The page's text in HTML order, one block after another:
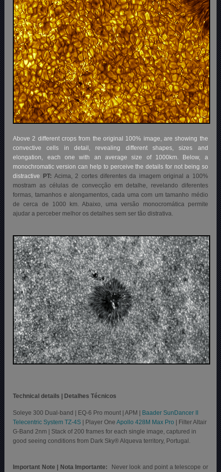
Above 2 different crops from the original 100% image, are showing the
convective cells in detail, revealing different shapes, sizes and
elongation, each one with an average size of 1000km. Below, a
monochromatic version can help to perceive the details for not being so
distractive
PT: Acima, 2 cortes diferentes da imagem original a 100%
mostram as células de convecção em detalhe, revelando diferentes
formas, tamanhos e alongamentos, cada uma com um tamanho médio
de cerca de 1000 km. Abaixo, uma versão monocromática permite
ajudar a perceber melhor os detalhes sem ser tão distrativa.
Technical details | Detalhes Técnicos
Soleye 300 Dual-band | EQ-6 Pro mount | APM | Baader SunDancer II
Telecentric System TZ-4S | Player OneApollo 428M Max Pro | Filter Altair
G-Band 2nm | Stack of 200 frames for each single image, captured in
good seeing conditions from Dark Sky® Alqueva territory, Portugal.
Important Note | Nota Importante: Never look and point a telescope or